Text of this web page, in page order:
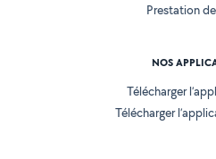
Prestation
NOS
Télécharger
Télécharger